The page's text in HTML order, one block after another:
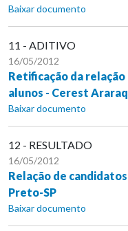
Baixar documento
11 - ADITIVO
16/05/2012
Retificação da
alunos - Cerest
Baixar documento
12 - RESULTADO
16/05/2012
Relação de
Preto-SP
Baixar documento